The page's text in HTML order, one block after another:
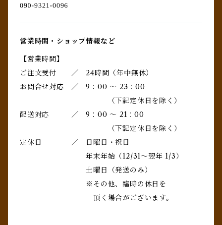
営業時間・ショップ情報など
【営業時間】
ご注文受付 ／ 24時間（年中無休）
お問合せ対応 ／ 9：00 ～ 23：00
（下記定休日を除く）
配送対応 ／ 9：00 ～ 21：00
（下記定休日を除く）
定休日 ／ 日曜日・祝日
年末年始（12/31～翌年 1/3）
土曜日（発送のみ）
※その他、臨時の休日を
頂く場合がございます。